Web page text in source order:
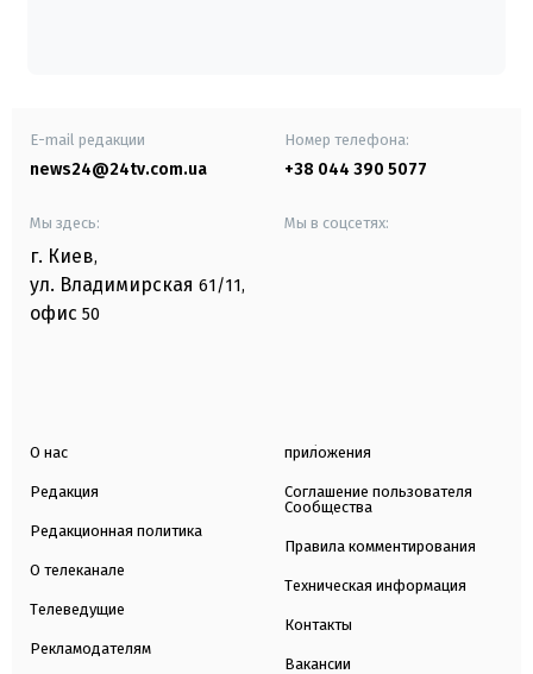
E-mail редакции
news24@24tv.com.ua
Номер телефона:
+38 044 390 5077
Мы здесь:
г. Киев,
ул. Владимирская 61/11,
офис 50
Мы в соцсетях:
О нас
Редакция
Редакционная политика
О телеканале
Телеведущие
Рекламодателям
приложения
Соглашение пользователя
Сообщества
Правила комментирования
Техническая информация
Контакты
Вакансии